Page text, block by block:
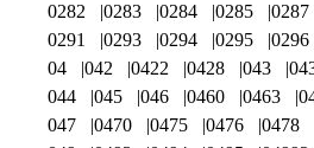
0282
0283 0284 0285 0287
0291
0293 0294 0295 0296
04
042 0422 0428 043
044
045 046 0460 0463
047
0470 0475 0476 0478